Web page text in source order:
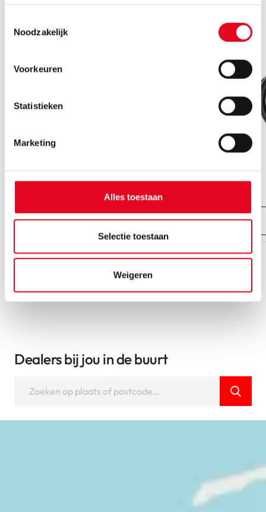
Noodzakelijk
Voorkeuren
Statistieken
Marketing
Alles toestaan
Selectie toestaan
Weigeren
Ravenna EVO 8F Belt
Bekijk fiets
Bekijk alle fietsen
Dealers bij jou in de buurt